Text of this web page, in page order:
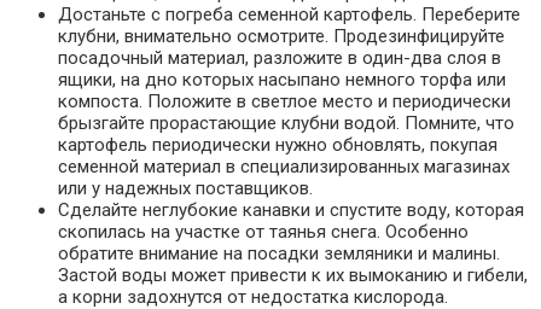
Достаньте с погреба семенной картофель. Переберите
клубни, внимательно осмотрите. Продезинфицируйте
посадочный материал, разложите в один-два слоя в
ящики, на дно которых насыпано немного торфа или
компоста. Положите в светлое место и периодически
брызгайте прорастающие клубни водой. Помните, что
картофель периодически нужно обновлять, покупая
семенной материал в специализированных магазинах
или у надежных поставщиков.
Сделайте неглубокие канавки и спустите воду, которая
скопилась на участке от таянья снега. Особенно
обратите внимание на посадки земляники и малины.
Застой воды может привести к их вымоканию и гибели,
а корни задохнутся от недостатка кислорода.